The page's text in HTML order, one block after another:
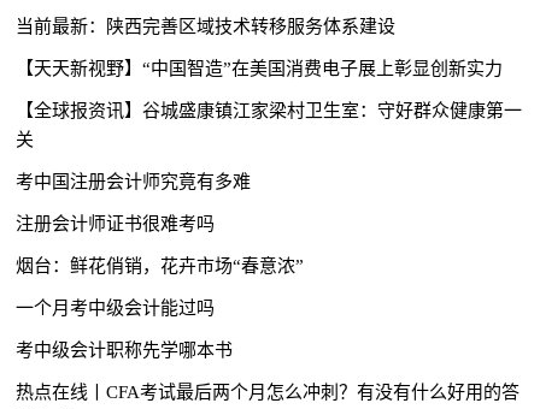
当前最新：陕西完善区域技术转移服务体系建设
【天天新视野】“中国智造”在美国消费电子展上彰显创新实力
【全球报资讯】谷城​盛康镇江家梁村卫生室：守好群众健康第一
关
考中国注册会计师究竟有多难
注册会计师证书很难考吗
烟台：鲜花俏销，花卉市场“春意浓”
一个月考中级会计能过吗
考中级会计职称先学哪本书
热点在线丨CFA考试最后两个月怎么冲刺？有没有什么好用的答